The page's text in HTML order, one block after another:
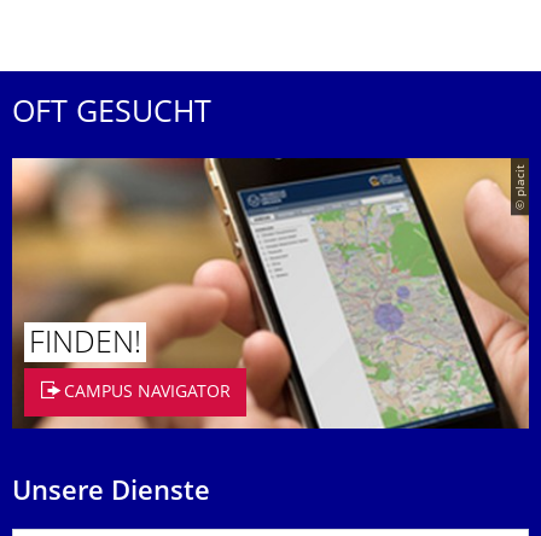
OFT GESUCHT
© placit
FINDEN!
CAMPUS NAVIGATOR
Unsere Dienste